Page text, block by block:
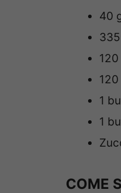
40
1
1
COME